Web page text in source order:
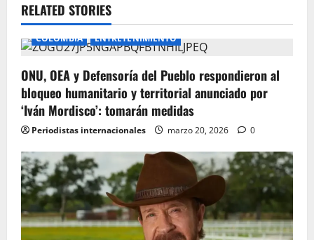
v
i
g
a
t
i
o
n
RELATED STORIES
COLOMBIA ENTRETENIMIENTO
ONU, OEA y Defensoría del Pueblo respondieron al
bloqueo humanitario y territorial anunciado por
‘Iván Mordisco’: tomarán medidas
Periodistas internacionales marzo 20, 2026 0